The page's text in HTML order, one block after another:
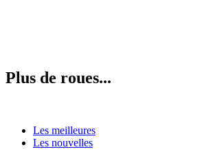
Plus de roues...
Les meilleures
Les nouvelles